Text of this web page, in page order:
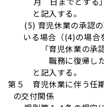
と記入する。
(5) 育児休業の承認の
いる場合（(4)の場合
「育児休業の承認
職務に復帰した
と記入する。
第５ 育児休業に伴う任
の交付関係